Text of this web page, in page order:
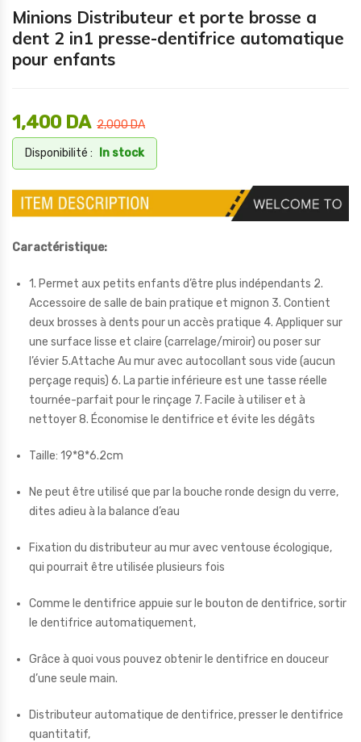
Minions Distributeur et porte brosse a
dent 2 in1 presse-dentifrice automatique
pour enfants
2,000DA
1,400 DA
Disponibilité : In stock
Caractéristique:
1. Permet aux petits enfants d’être plus indépendants 2.
Accessoire de salle de bain pratique et mignon 3. Contient
deux brosses à dents pour un accès pratique 4. Appliquer sur
une surface lisse et claire (carrelage/miroir) ou poser sur
l’évier 5.Attache Au mur avec autocollant sous vide (aucun
perçage requis) 6. La partie inférieure est une tasse réelle
tournée-parfait pour le rinçage 7. Facile à utiliser et à
nettoyer 8. Économise le dentifrice et évite les dégâts
Taille: 19*8*6.2cm
Ne peut être utilisé que par la bouche ronde design du verre,
dites adieu à la balance d’eau
Fixation du distributeur au mur avec ventouse écologique,
qui pourrait être utilisée plusieurs fois
Comme le dentifrice appuie sur le bouton de dentifrice, sortir
le dentifrice automatiquement,
Grâce à quoi vous pouvez obtenir le dentifrice en douceur
d’une seule main.
Distributeur automatique de dentifrice, presser le dentifrice
quantitatif,